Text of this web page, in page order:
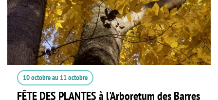
10 octobreau 11 octobre
FÊTE DES PLANTES à l'Arboretum des Barres